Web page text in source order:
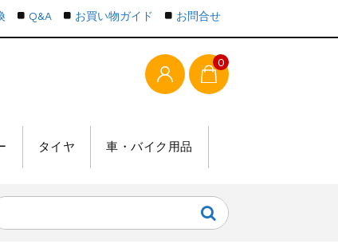
0
タイヤ 車・バイク用品
Q&A お買い物ガイド お問合せ